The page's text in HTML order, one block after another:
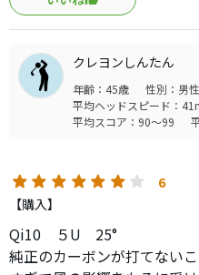
らいです。
ドローヒッターなので右打
真っ直ぐちょい吹かしフェ
ドロー系の強い球も振りに
ミスは右なのでスライサー
振り感はDGとか手元柔らか
ンする感じは全くないです。
ヘッドが易し目なのもあり
ち込むと中弾道でドローも
以前はアイアンからの流れ
が、VENTUS HBの方が曲
少しお高いですが、青ベン
でお勧めです。
クレヨンしんたん
年齢：45歳 性別：男性
平均ヘッドスピード：
平均スコア：90～99
6
【購入】
Qi10 ５U 25°
純正のカーボンが打てない